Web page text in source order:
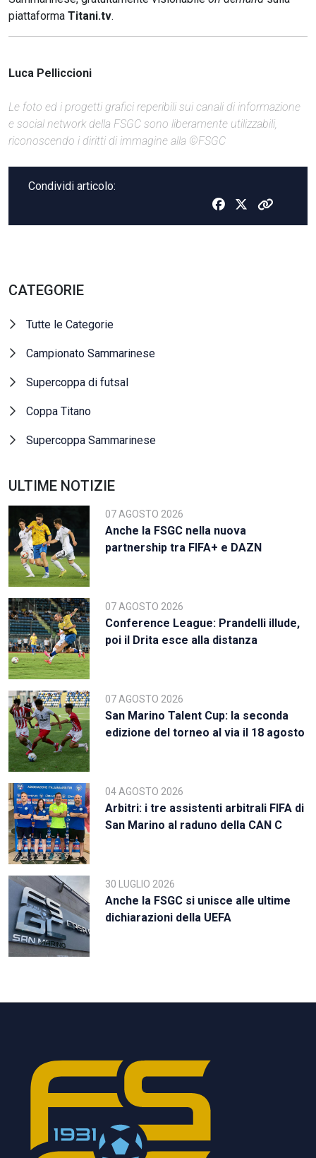
piattaforma Titani.tv.
Luca Pelliccioni
Le foto ed i progetti grafici reperibili sui canali di informazione
e social network della FSGC sono liberamente utilizzabili,
riconoscendo i diritti di immagine alla ©FSGC
Condividi articolo:
CATEGORIE
Tutte le Categorie
Campionato Sammarinese
Supercoppa di futsal
Coppa Titano
Supercoppa Sammarinese
ULTIME NOTIZIE
07 AGOSTO 2026
Anche la FSGC nella nuova
partnership tra FIFA+ e DAZN
07 AGOSTO 2026
Conference League: Prandelli illude,
poi il Drita esce alla distanza
07 AGOSTO 2026
San Marino Talent Cup: la seconda
edizione del torneo al via il 18 agosto
04 AGOSTO 2026
Arbitri: i tre assistenti arbitrali FIFA di
San Marino al raduno della CAN C
30 LUGLIO 2026
Anche la FSGC si unisce alle ultime
dichiarazioni della UEFA